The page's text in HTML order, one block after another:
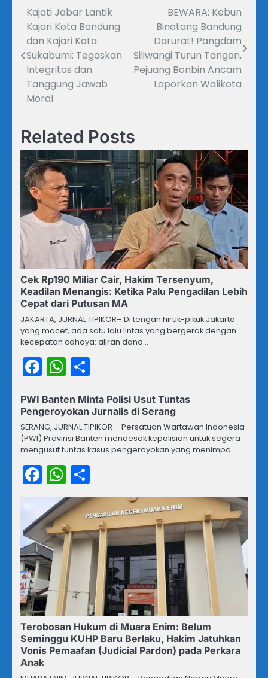
Navigasi
pos
Kajati Jabar Lantik
Kajari Kota Bandung
dan Kajari Kota
Sukabumi: Tegaskan
Integritas dan
Tanggung Jawab
Moral
BEWARA: Kebun
Binatang Bandung
Darurat! Pangdam
Siliwangi Turun Tangan,
Pejuang Bonbin Ancam
Laporkan Walikota
Related Posts
Cek Rp190 Miliar Cair, Hakim Tersenyum,
Keadilan Menangis: Ketika Palu Pengadilan Lebih
Cepat dari Putusan MA
JAKARTA, JURNAL TIPIKOR– Di tengah hiruk-pikuk Jakarta
yang macet, ada satu lalu lintas yang bergerak dengan
kecepatan cahaya: aliran dana…
Facebook
WhatsApp
PWI Banten Minta Polisi Usut Tuntas
Pengeroyokan Jurnalis di Serang
SERANG, JURNAL TIPIKOR – Persatuan Wartawan Indonesia
(PWI) Provinsi Banten mendesak kepolisian untuk segera
mengusut tuntas kasus pengeroyokan yang menimpa…
Facebook
WhatsApp
Terobosan Hukum di Muara Enim: Belum
Seminggu KUHP Baru Berlaku, Hakim Jatuhkan
Vonis Pemaafan (Judicial Pardon) pada Perkara
Anak